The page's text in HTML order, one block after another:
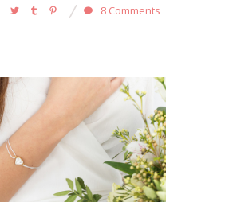
8 Comments